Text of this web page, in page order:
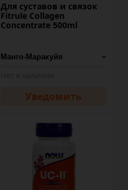
Для суставов и связок
Fitrule Collagen
Concentrate 500ml
Уведомить